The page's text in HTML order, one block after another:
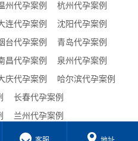
州代孕案例
杭州代孕案例
连代孕案例
沈阳代孕案例
台代孕案例
青岛代孕案例
昌代孕案例
泉州代孕案例
庆代孕案例
哈尔滨代孕案例
长春代孕案例
兰州代孕案例
西宁代孕案例 海口代孕案例